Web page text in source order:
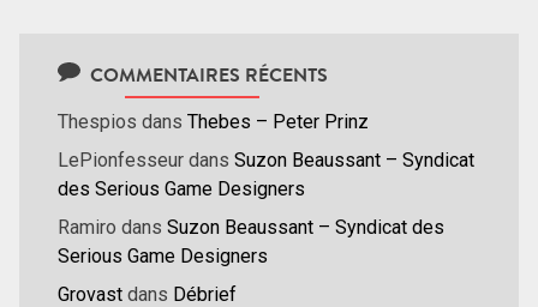
COMMENTAIRES RÉCENTS
Thespios dans Thebes – Peter Prinz
LePionfesseur dans Suzon Beaussant – Syndicat
des Serious Game Designers
Ramiro dans Suzon Beaussant – Syndicat des
Serious Game Designers
Grovast dans Débrief